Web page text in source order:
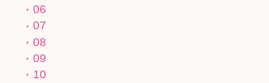
06
07
08
09
10